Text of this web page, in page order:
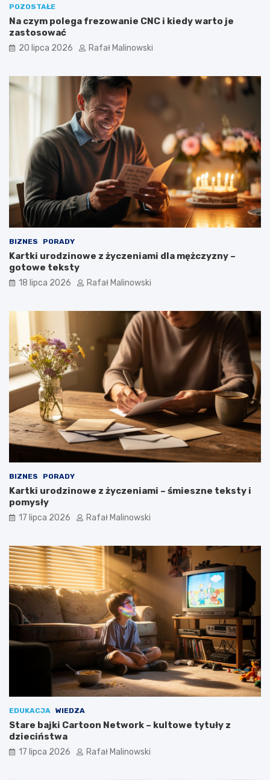
POZOSTAŁE
Na czym polega frezowanie CNC i kiedy warto je
zastosować
20 lipca 2026 Rafał Malinowski
BIZNES PORADY
Kartki urodzinowe z życzeniami dla mężczyzny –
gotowe teksty
18 lipca 2026 Rafał Malinowski
BIZNES PORADY
Kartki urodzinowe z życzeniami – śmieszne teksty i
pomysły
17 lipca 2026 Rafał Malinowski
EDUKACJA WIEDZA
Stare bajki Cartoon Network – kultowe tytuły z
dzieciństwa
17 lipca 2026 Rafał Malinowski